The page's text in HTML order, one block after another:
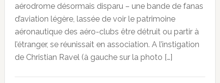
aérodrome désormais disparu – une bande de fanas
d’aviation légère, lassée de voir le patrimoine
aéronautique des aéro-clubs être détruit ou partir à
l’étranger, se réunissait en association. A l’instigation
de Christian Ravel (à gauche sur la photo […]